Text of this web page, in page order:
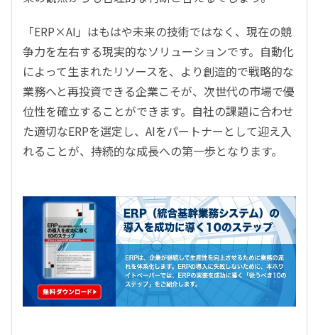
「ERP×AI」はもはや未来の技術ではなく、現在の競
争力を左右する現実的なソリューションです。自動化
によって生まれたリソースを、より創造的で戦略的な
業務へと再投資できる企業こそが、次世代の市場で優
位性を確立することができます。自社の課題に合わせ
た適切なERPを選定し、AIをパートナーとして迎え入
れることが、持続的な成長への第一歩となります。